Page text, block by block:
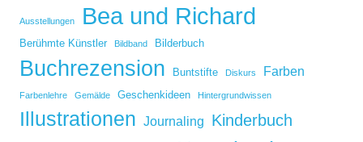
Ausstellungen Bea und Richard
Berühmte Künstler Bildband Bilderbuch
Buchrezension Buntstifte Diskurs Farben
Farbenlehre Gemälde Geschenkideen Hintergrundwissen
Illustrationen Journaling
Kinderbuch